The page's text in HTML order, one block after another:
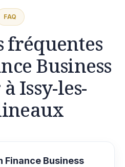
FAQ
fréquentes
Business
Issy-les-
Finance Business